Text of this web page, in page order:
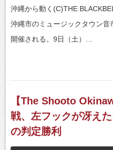
沖縄から動く(C)THE
沖縄市のミュージックタウン
開催される。9日（土）…
【The Shooto
戦、左フックが冴え
の判定勝利